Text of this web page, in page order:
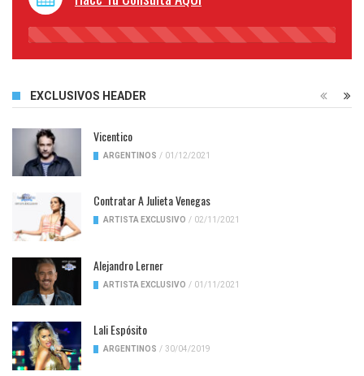
45%
EXCLUSIVOS HEADER
Vicentico
ARGENTINOS / 01/12/2021
Contratar A Julieta Venegas
ARTISTA EXCLUSIVO / 02/11/2021
Alejandro Lerner
ARTISTA EXCLUSIVO / 01/11/2021
Lali Espósito
ARGENTINOS / 30/04/2019